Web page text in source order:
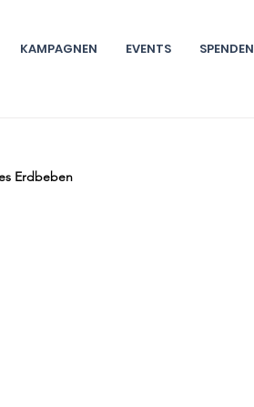
KAMPAGNEN EVENTS SPENDEN
Erdbeben